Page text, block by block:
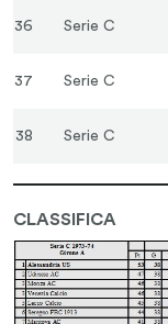
36 Serie C
37 Serie C
38 Serie C
CLASSIFICA